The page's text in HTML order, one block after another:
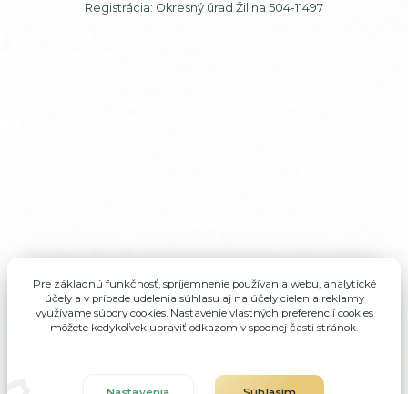
Registrácia: Okresný úrad Žilina 504-11497
Pre základnú funkčnosť, spríjemnenie používania webu, analytické
účely a v prípade udelenia súhlasu aj na účely cielenia reklamy
využívame súbory cookies. Nastavenie vlastných preferencií cookies
môžete kedykoľvek upraviť odkazom v spodnej časti stránok.